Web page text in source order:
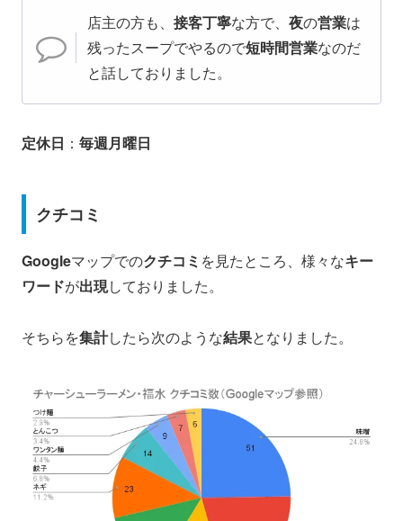
店主の方も、 接客丁寧な方で、 夜の営業は
残ったスープでやるので短時間営業なのだ
と話しておりました。
定休日 ： 毎週月曜日
クチコミ
Googleマップでのクチコミ を見たところ、様々なキー
ワードが出現しておりました。
そちらを集計したら次のような結果となりました。